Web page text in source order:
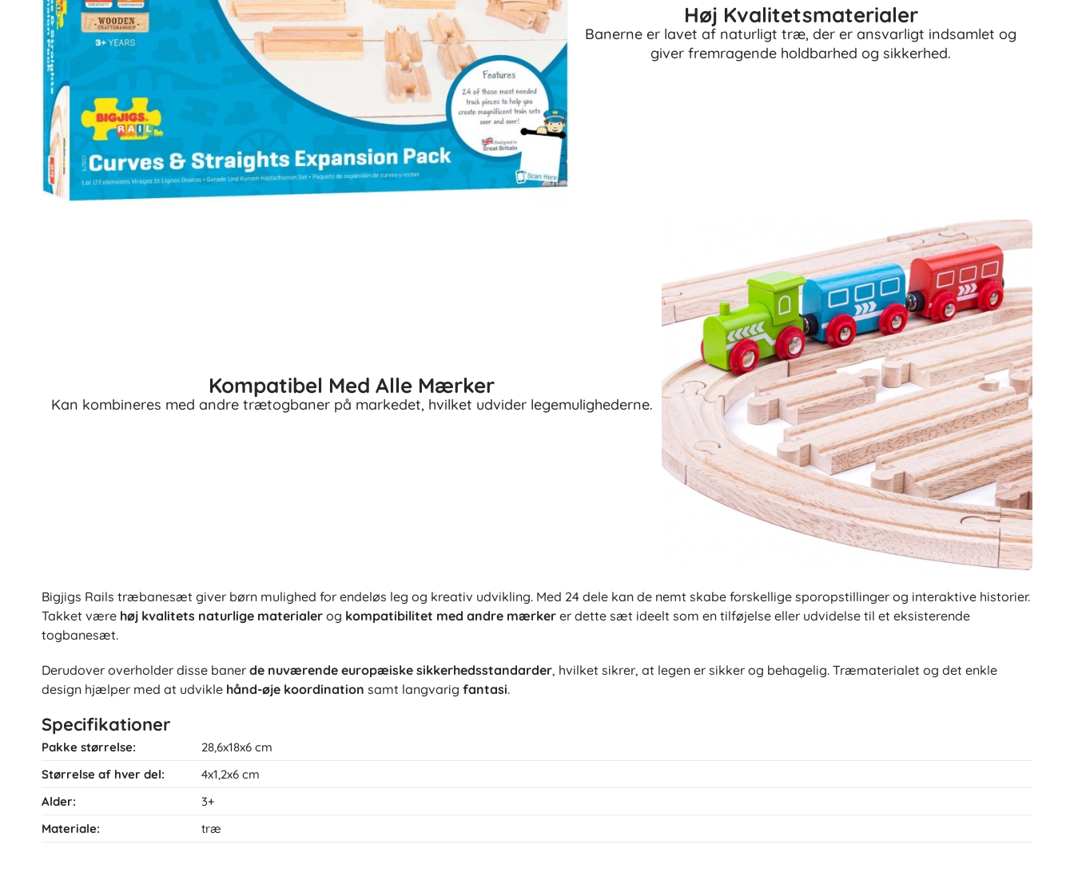
Høj Kvalitetsmaterialer
Banerne er lavet af naturligt træ, der er ansvarligt indsamlet og
giver fremragende holdbarhed og sikkerhed.
Kompatibel Med Alle Mærker
Kan kombineres med andre trætogbaner på markedet, hvilket udvider legemulighederne.
Bigjigs Rails træbanesæt giver børn mulighed for endeløs leg og kreativ udvikling. Med 24 dele kan de nemt skabe forskellige sporopstillinger og interaktive historier.
Takket være høj kvalitets naturlige materialer og kompatibilitet med andre mærker er dette sæt ideelt som en tilføjelse eller udvidelse til et eksisterende
togbanesæt.
Derudover overholder disse baner de nuværende europæiske sikkerhedsstandarder, hvilket sikrer, at legen er sikker og behagelig. Træmaterialet og det enkle
design hjælper med at udvikle hånd-øje koordination samt langvarig fantasi.
Specifikationer
Pakke størrelse:
28,6x18x6 cm
Størrelse af hver del:
4x1,2x6 cm
Alder:
3+
Materiale:
træ